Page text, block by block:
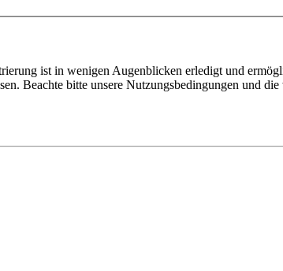
ist in wenigen Augenblicken erledigt und
Beachte bitte unsere Nutzungsbedingungen und